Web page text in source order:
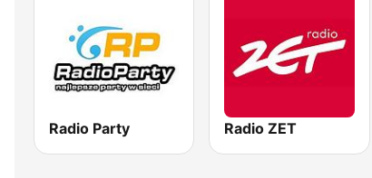
Radio Party Radio ZET